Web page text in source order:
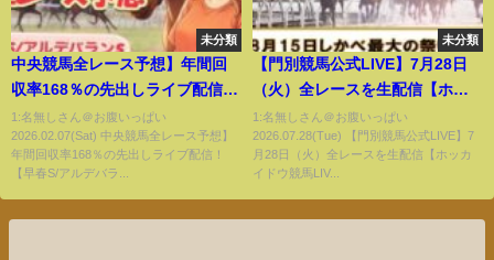
未分類
中央競馬全レース予想】年間回
収率168％の先出しライブ配信！
【早春S/アルデバランS】
1:名無しさん＠お腹いっぱい
2026.02.07(Sat) 中央競馬全レース予想】
年間回収率168％の先出しライブ配信！
【早春S/アルデバラ...
未分類
【門別競馬公式LIVE】7月28日
（火）全レースを生配信【ホッ
カイドウ競馬LIVE】
1:名無しさん＠お腹いっぱい
2026.07.28(Tue) 【門別競馬公式LIVE】7
月28日（火）全レースを生配信【ホッカ
イドウ競馬LIV...